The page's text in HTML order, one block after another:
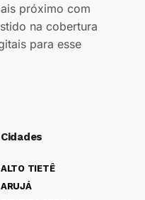
próximo com
na cobertura
para esse
Cidades
ALTO TIETÊ
ARUJÁ